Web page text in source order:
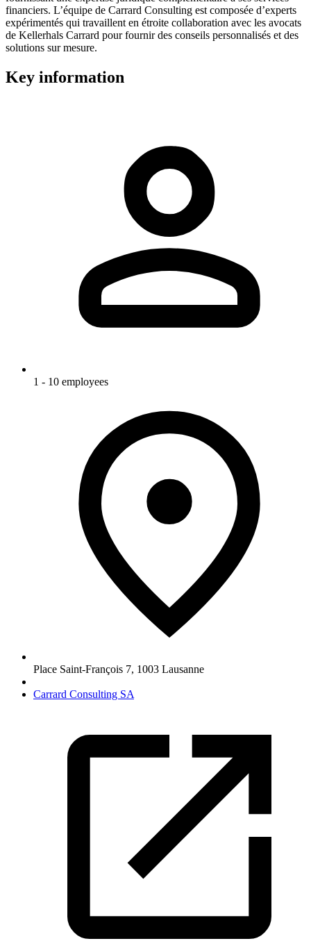
financiers. L’équipe de Carrard Consulting est composée d’experts
expérimentés qui travaillent en étroite collaboration avec les avocats
de Kellerhals Carrard pour fournir des conseils personnalisés et des
solutions sur mesure.
Key information
1 - 10 employees
Place Saint-François 7, 1003 Lausanne
Carrard Consulting SA